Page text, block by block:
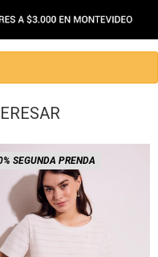
SEGUNDA PRENDA